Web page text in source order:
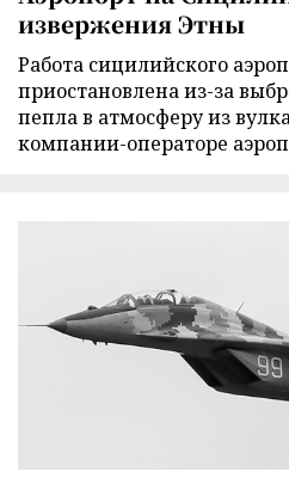
извержения Этны
Работа сицилийского
приостановлена из-за
пепла в атмосферу из
компании-операторе